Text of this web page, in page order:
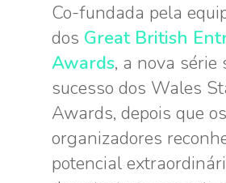
Co-fundada pela
dos Great British
Awards, a nova série
sucesso dos Wales
Awards, depois que os
organizadores
potencial